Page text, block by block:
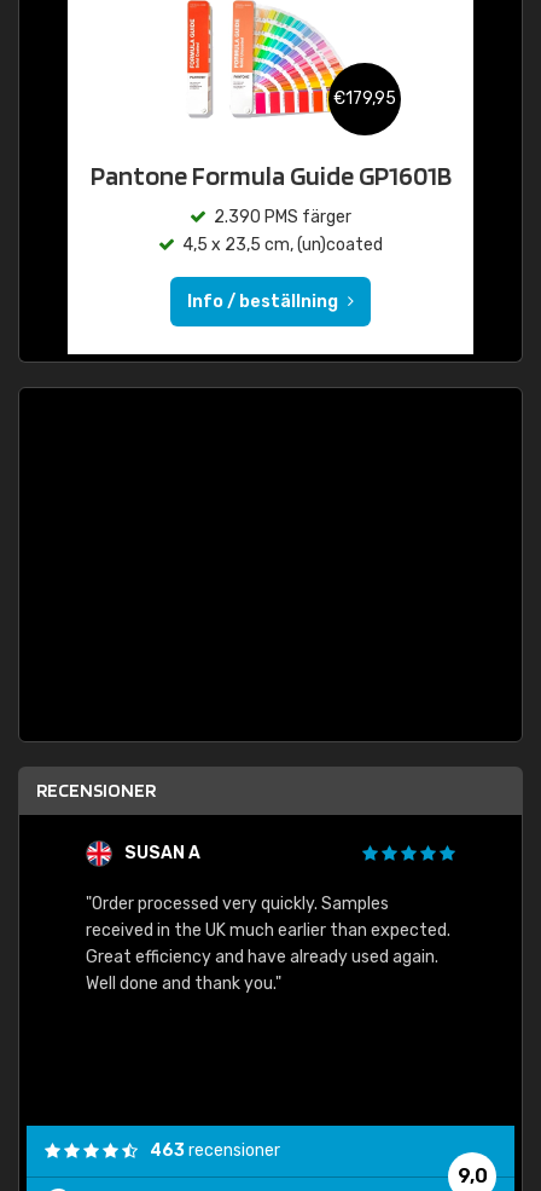
€179,95
Pantone Formula Guide GP1601B
2.390 PMS färger
4,5 x 23,5 cm, (un)coated
Info / beställning
RECENSIONER
SUSAN A
"Order processed very quickly. Samples
received in the UK much earlier than expected.
Great efficiency and have already used again.
Well done and thank you."
9,0
463recensioner